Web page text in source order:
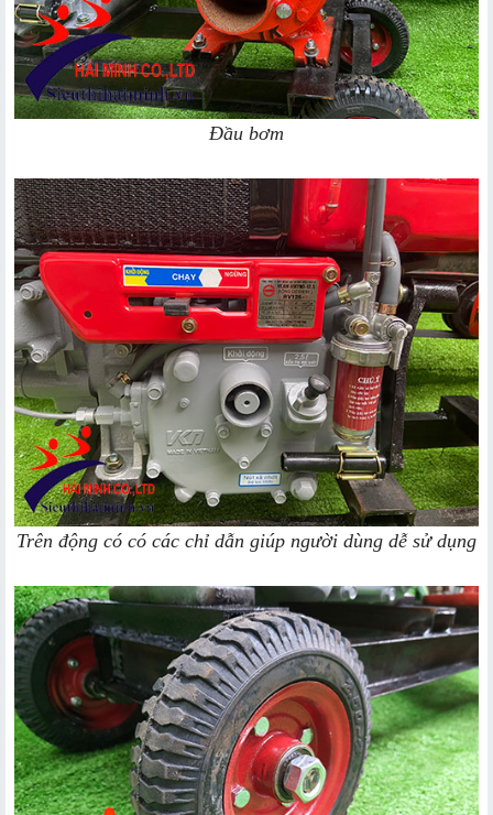
Đầu bơm
Trên động có có các chỉ dẫn giúp người dùng dễ sử dụng